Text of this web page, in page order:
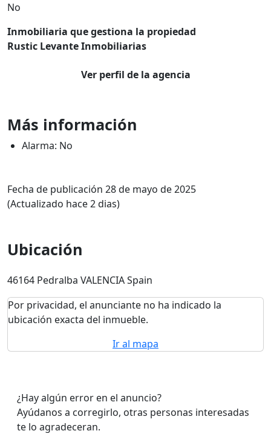
No
Inmobiliaria que gestiona la propiedad
Rustic Levante Inmobiliarias
Ver perfil de la agencia
Más información
Alarma: No
Fecha de publicación 28 de mayo de 2025
(Actualizado hace 2 dias)
Ubicación
46164 Pedralba VALENCIA Spain
Por privacidad, el anunciante no ha indicado la
ubicación exacta del inmueble.
Ir al mapa
¿Hay algún error en el anuncio?
Ayúdanos a corregirlo, otras personas interesadas
te lo agradeceran.